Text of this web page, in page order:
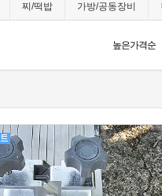
찌/떡밥 가방/공동장비
높은가격순